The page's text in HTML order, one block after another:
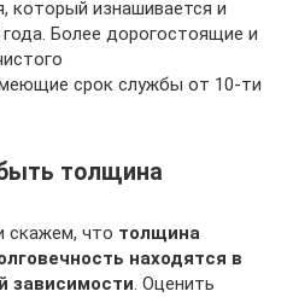
который изнашивается и
Более дорогостоящие и
срок службы от 10-ти
толщина
скажем, что толщина
находятся в
зависимости. Оценить